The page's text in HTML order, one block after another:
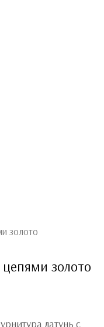
золото
золото
латунь с